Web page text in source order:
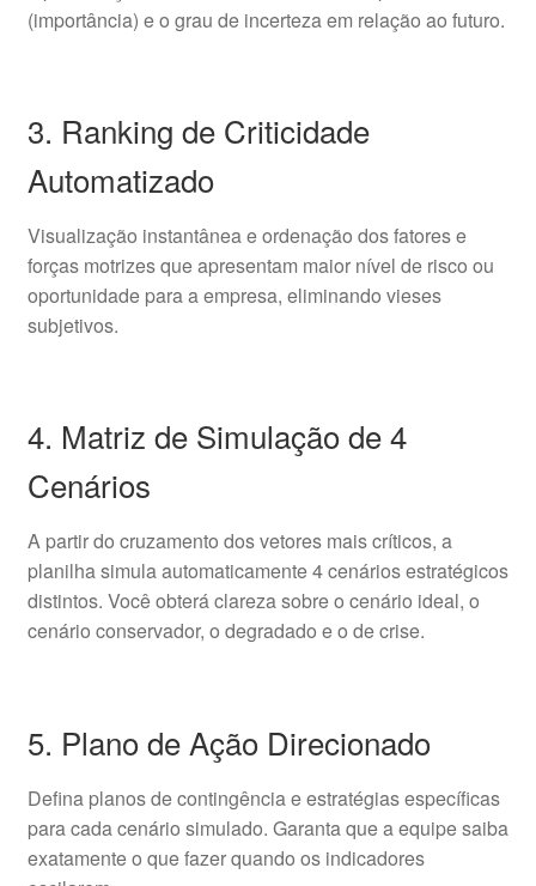
(importância) e o grau de incerteza em relação ao futuro.
3. Ranking de Criticidade
Automatizado
Visualização instantânea e ordenação dos fatores e
forças motrizes que apresentam maior nível de risco ou
oportunidade para a empresa, eliminando vieses
subjetivos.
4. Matriz de Simulação de 4
Cenários
A partir do cruzamento dos vetores mais críticos, a
planilha simula automaticamente 4 cenários estratégicos
distintos. Você obterá clareza sobre o cenário ideal, o
cenário conservador, o degradado e o de crise.
5. Plano de Ação Direcionado
Defina planos de contingência e estratégias específicas
para cada cenário simulado. Garanta que a equipe saiba
exatamente o que fazer quando os indicadores